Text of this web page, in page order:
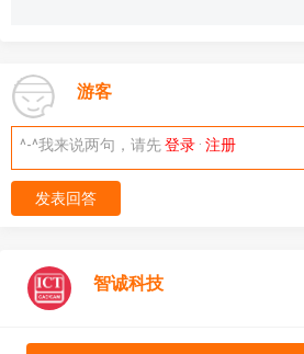
游客
^-^我来说两句，请先登录 · 注册
发表回答
智诚科技